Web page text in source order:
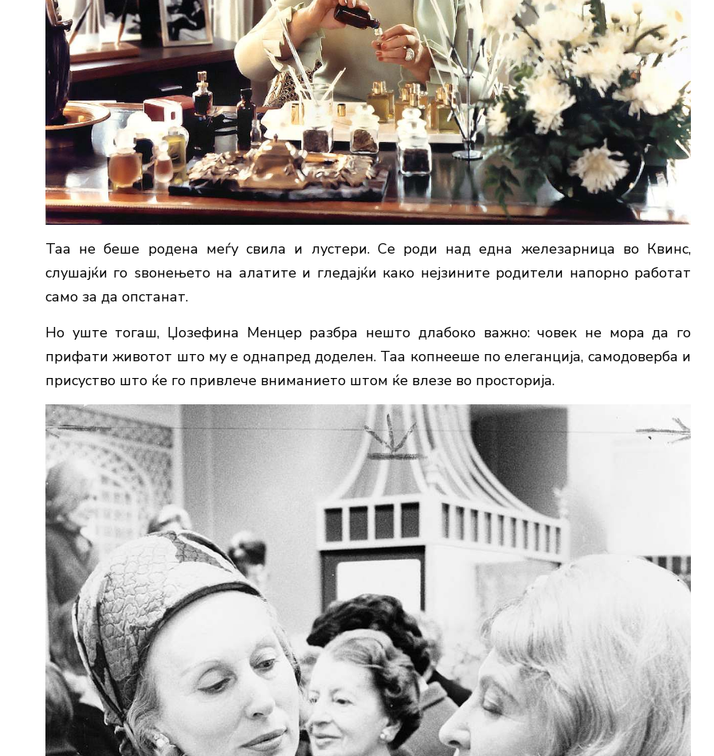
Таа не беше родена меѓу свила и лустери. Се роди над една железарница во Квинс,
слушајќи го ѕвонењето на алатите и гледајќи како нејзините родители напорно работат
само за да опстанат.
Но уште тогаш, Џозефина Менцер разбра нешто длабоко важно: човек не мора да го
прифати животот што му е однапред доделен. Таа копнееше по елеганција, самодоверба и
присуство што ќе го привлече вниманието штом ќе влезе во просторија.